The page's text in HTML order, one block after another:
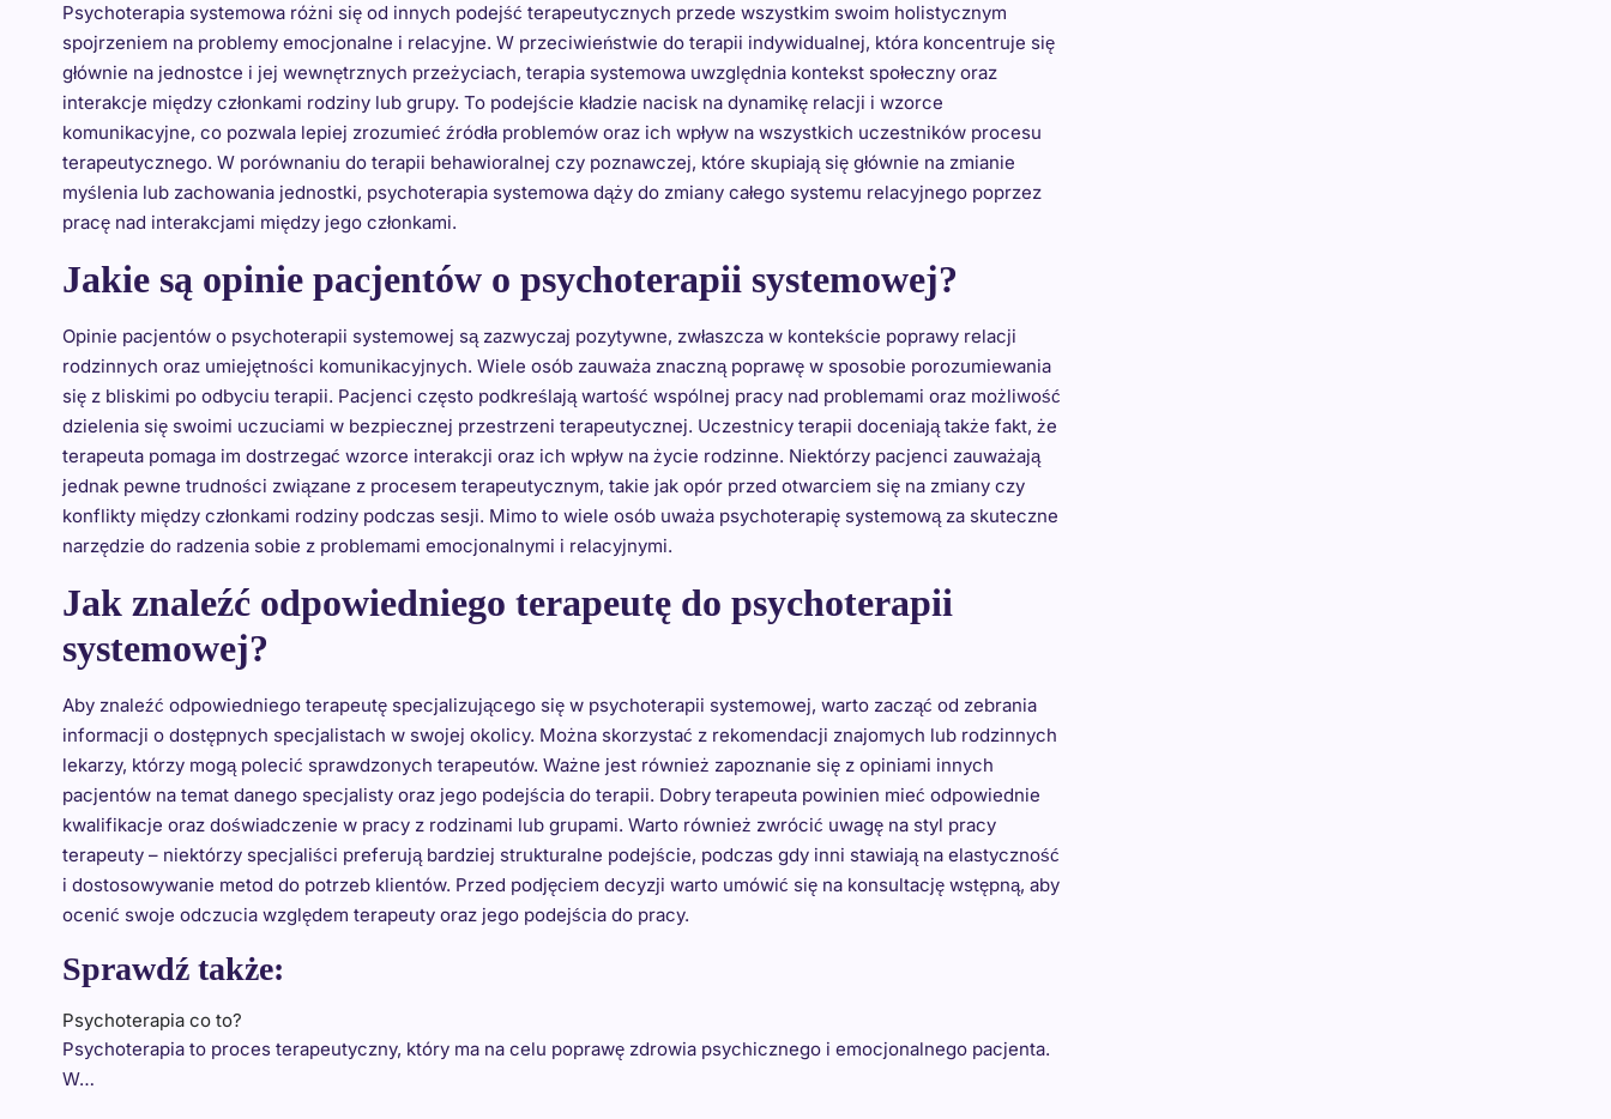
Psychoterapia systemowa różni się od innych podejść terapeutycznych przede wszystkim swoim holistycznym
spojrzeniem na problemy emocjonalne i relacyjne. W przeciwieństwie do terapii indywidualnej, która koncentruje się
głównie na jednostce i jej wewnętrznych przeżyciach, terapia systemowa uwzględnia kontekst społeczny oraz
interakcje między członkami rodziny lub grupy. To podejście kładzie nacisk na dynamikę relacji i wzorce
komunikacyjne, co pozwala lepiej zrozumieć źródła problemów oraz ich wpływ na wszystkich uczestników procesu
terapeutycznego. W porównaniu do terapii behawioralnej czy poznawczej, które skupiają się głównie na zmianie
myślenia lub zachowania jednostki, psychoterapia systemowa dąży do zmiany całego systemu relacyjnego poprzez
pracę nad interakcjami między jego członkami.
Jakie są opinie pacjentów o psychoterapii systemowej?
Opinie pacjentów o psychoterapii systemowej są zazwyczaj pozytywne, zwłaszcza w kontekście poprawy relacji
rodzinnych oraz umiejętności komunikacyjnych. Wiele osób zauważa znaczną poprawę w sposobie porozumiewania
się z bliskimi po odbyciu terapii. Pacjenci często podkreślają wartość wspólnej pracy nad problemami oraz możliwość
dzielenia się swoimi uczuciami w bezpiecznej przestrzeni terapeutycznej. Uczestnicy terapii doceniają także fakt, że
terapeuta pomaga im dostrzegać wzorce interakcji oraz ich wpływ na życie rodzinne. Niektórzy pacjenci zauważają
jednak pewne trudności związane z procesem terapeutycznym, takie jak opór przed otwarciem się na zmiany czy
konflikty między członkami rodziny podczas sesji. Mimo to wiele osób uważa psychoterapię systemową za skuteczne
narzędzie do radzenia sobie z problemami emocjonalnymi i relacyjnymi.
Jak znaleźć odpowiedniego terapeutę do psychoterapii
systemowej?
Aby znaleźć odpowiedniego terapeutę specjalizującego się w psychoterapii systemowej, warto zacząć od zebrania
informacji o dostępnych specjalistach w swojej okolicy. Można skorzystać z rekomendacji znajomych lub rodzinnych
lekarzy, którzy mogą polecić sprawdzonych terapeutów. Ważne jest również zapoznanie się z opiniami innych
pacjentów na temat danego specjalisty oraz jego podejścia do terapii. Dobry terapeuta powinien mieć odpowiednie
kwalifikacje oraz doświadczenie w pracy z rodzinami lub grupami. Warto również zwrócić uwagę na styl pracy
terapeuty – niektórzy specjaliści preferują bardziej strukturalne podejście, podczas gdy inni stawiają na elastyczność
i dostosowywanie metod do potrzeb klientów. Przed podjęciem decyzji warto umówić się na konsultację wstępną, aby
ocenić swoje odczucia względem terapeuty oraz jego podejścia do pracy.
Sprawdź także:
Psychoterapia co to?
Psychoterapia to proces terapeutyczny, który ma na celu poprawę zdrowia psychicznego i emocjonalnego pacjenta.
W…